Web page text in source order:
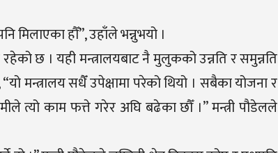
मिलाएका हौँ”, उहाँले भन्नुभयो ।
छ । यही मन्त्रालयबाट नै मुलुकको उन्नति र समुन्नति
मन्त्रालय सधैँ उपेक्षामा परेको थियो । सबैका योजना र
त्यो काम फत्ते गरेर अघि बढेका छौँ ।” मन्त्री पौडेलले